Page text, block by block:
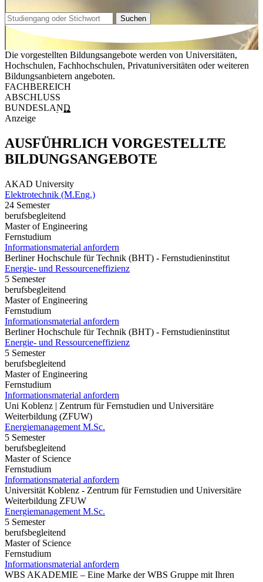
Suchen
Die vorgestellten Bildungsangebote werden von Universitäten,
Hochschulen, Fachhochschulen, Privatuniversitäten oder weiteren
Bildungsanbietern angeboten.
FACHBEREICH
ABSCHLUSS
BUNDESLAND
Anzeige
AUSFÜHRLICH VORGESTELLTE
BILDUNGSANGEBOTE
AKAD University
Elektrotechnik (M.Eng.)
24 Semester
berufsbegleitend
Master of Engineering
Fernstudium
Informationsmaterial anfordern
Berliner Hochschule für Technik (BHT) - Fernstudieninstitut
Energie- und Ressourceneffizienz
5 Semester
berufsbegleitend
Master of Engineering
Fernstudium
Informationsmaterial anfordern
Berliner Hochschule für Technik (BHT) - Fernstudieninstitut
Energie- und Ressourceneffizienz
5 Semester
berufsbegleitend
Master of Engineering
Fernstudium
Informationsmaterial anfordern
Uni Koblenz | Zentrum für Fernstudien und Universitäre
Weiterbildung (ZFUW)
Energiemanagement M.Sc.
5 Semester
berufsbegleitend
Master of Science
Fernstudium
Informationsmaterial anfordern
Universität Koblenz - Zentrum für Fernstudien und Universitäre
Weiterbildung ZFUW
Energiemanagement M.Sc.
5 Semester
berufsbegleitend
Master of Science
Fernstudium
Informationsmaterial anfordern
WBS AKADEMIE – Eine Marke der WBS Gruppe mit Ihren